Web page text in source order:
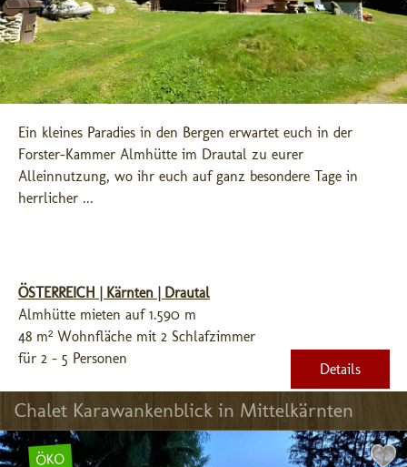
Ein kleines Paradies in den Bergen erwartet euch in der
Forster-Kammer Almhütte im Drautal zu eurer
Alleinnutzung, wo ihr euch auf ganz besondere Tage in
herrlicher ...
ÖSTERREICH | Kärnten | Drautal
Almhütte mieten auf 1.590 m
48 m² Wohnfläche mit 2 Schlafzimmer
für 2 - 5 Personen
Details
Chalet Karawankenblick in Mittelkärnten
ÖKO